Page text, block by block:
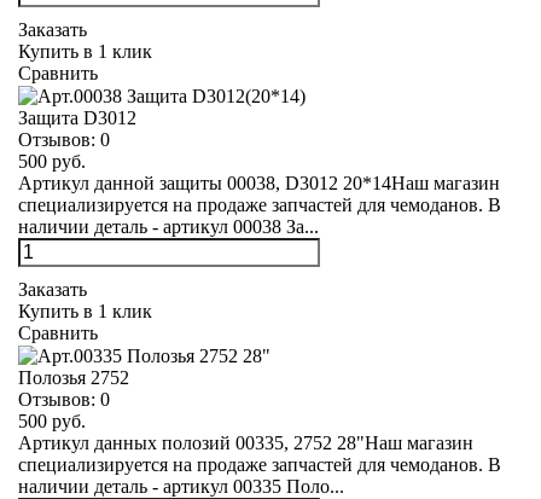
Заказать
Купить в 1 клик
Сравнить
Защита D3012
Отзывов: 0
500 руб.
Артикул данной защиты 00038, D3012 20*14Наш магазин
специализируется на продаже запчастей для чемоданов. В
наличии деталь - артикул 00038 За...
Заказать
Купить в 1 клик
Сравнить
Полозья 2752
Отзывов: 0
500 руб.
Артикул данных полозий 00335, 2752 28"Наш магазин
специализируется на продаже запчастей для чемоданов. В
наличии деталь - артикул 00335 Поло...